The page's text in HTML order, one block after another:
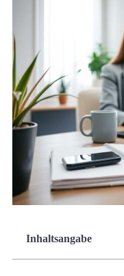
Inhaltsangabe